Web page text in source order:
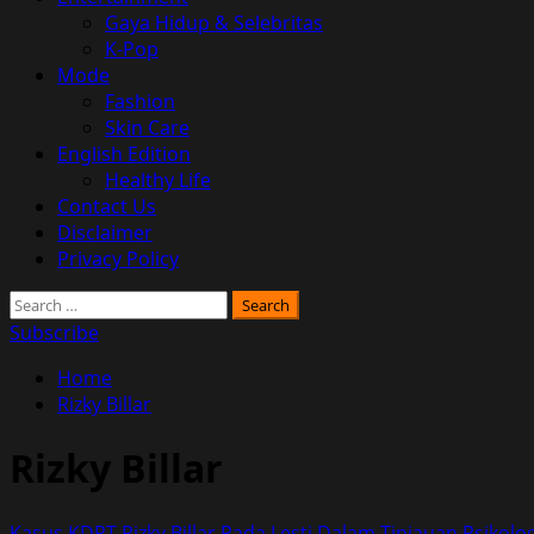
Gaya Hidup & Selebritas
K-Pop
Mode
Fashion
Skin Care
English Edition
Healthy Life
Contact Us
Disclaimer
Privacy Policy
Search
for:
Subscribe
Home
Rizky Billar
Rizky Billar